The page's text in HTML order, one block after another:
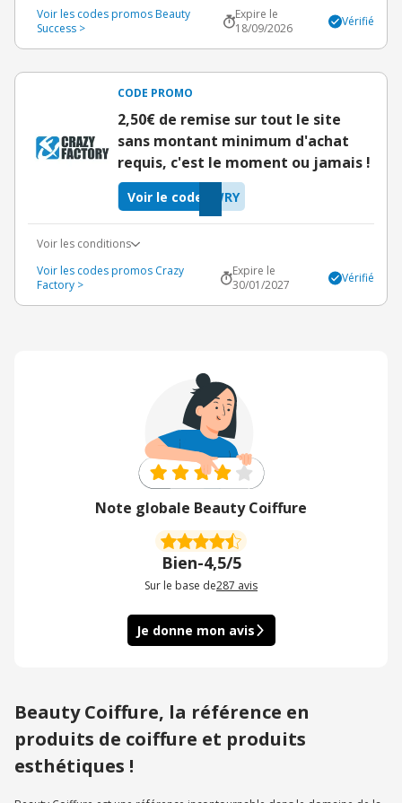
Voir les codes promos Beauty
Success >
Expire le
18/09/2026
Vérifié
CODE PROMO
2,50€ de remise sur tout le site
sans montant minimum d'achat
requis, c'est le moment ou jamais !
WRY
Voir le code
Voir les conditions
Voir les codes promos Crazy
Factory >
Expire le
30/01/2027
Vérifié
Note globale Beauty Coiffure
Bien-4,5/5
Sur le base de287 avis
Je donne mon avis
Beauty Coiffure, la référence en
produits de coiffure et produits
esthétiques !